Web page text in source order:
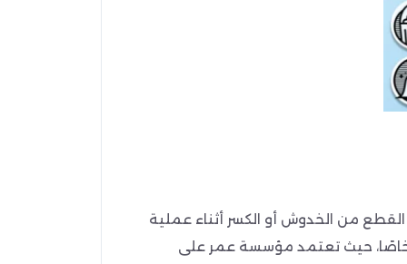
من الخدوش أو الكسر أثناء عملية
خاصًا، حيث تعتمد مؤسسة عمر على